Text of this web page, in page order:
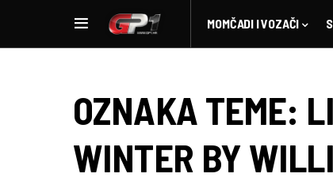
MOMČADI I VOZAČI
OZNAKA TEME:
WINTER BY